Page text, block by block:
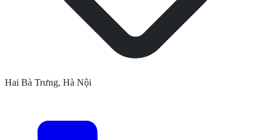
Hai Bà Trưng, Hà Nội